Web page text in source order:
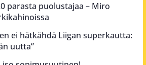
parasta puolustajaa – Miro
ei hätkähdä Liigan superkautta:
uutta”